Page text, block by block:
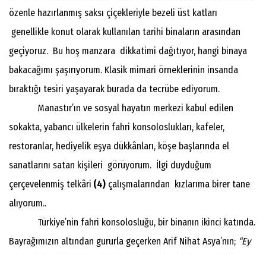
özenle hazırlanmış saksı çiçekleriyle bezeli üst katları
genellikle konut olarak kullanılan tarihi binaların arasından
geçiyoruz. Bu hoş manzara dikkatimi dağıtıyor, hangi binaya
bakacağımı şaşırıyorum. Klasik mimari örneklerinin insanda
bıraktığı tesiri yaşayarak burada da tecrübe ediyorum.
Manastır’ın ve sosyal hayatın merkezi kabul edilen
sokakta, yabancı ülkelerin fahri konsoloslukları, kafeler,
restoranlar, hediyelik eşya dükkânları, köşe başlarında el
sanatlarını satan kişileri görüyorum. İlgi duyduğum
çerçevelenmiş telkâri (4) çalışmalarından kızlarıma birer tane
alıyorum..
Türkiye’nin fahri konsolosluğu, bir binanın ikinci katında.
Bayrağımızın altından gururla geçerken Arif Nihat Asya’nın; “Ey